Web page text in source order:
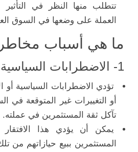
تتطلب منها النظر في
العملة على وضعها في السوق
ما هي أسباب مخاطر
1- الاضطرابات السياسية
تؤدي الاضطرابات السياسية أو
أو التغييرات غير المتوقعة في
تآكل ثقة المستثمرين في عملته.
يمكن أن يؤدي هذا الافتقار
المستثمرين ببيع حيازاتهم من